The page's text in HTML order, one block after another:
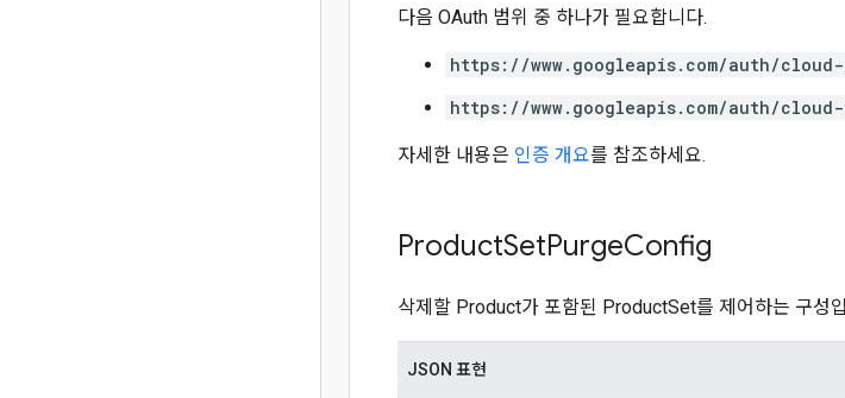
다음 OAuth 범위 중 하나가 필요합니다.
https://www.googleapis.com/auth/
https://www.googleapis.com/auth/
자세한 내용은 인증 개요를 참조하세요.
ProductSetPurgeConfig
삭제할 Product가 포함된 ProductSet를 제어하는 구성
JSON 표현